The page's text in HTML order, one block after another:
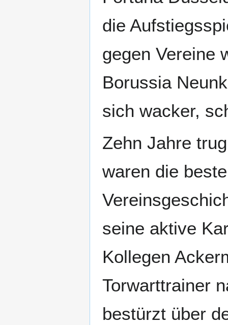
die
gegen Vereine
Borussia
sich wacker,
Zehn Jahre
waren die
seine aktive
Kollegen
Torwarttrainer
bestürzt über